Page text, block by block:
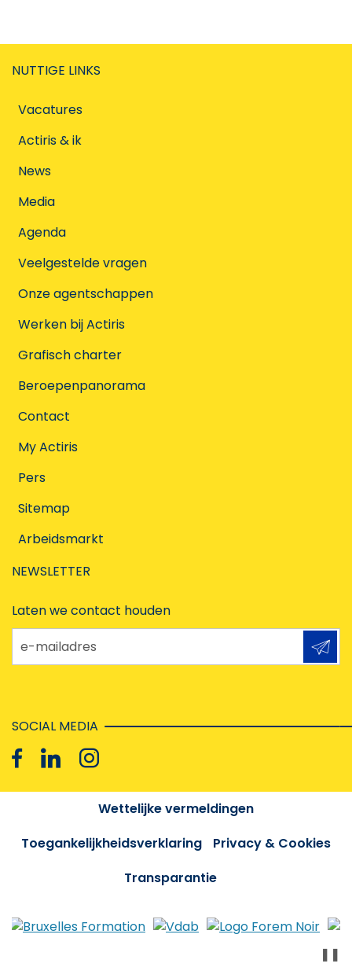
NUTTIGE LINKS
Vacatures
Actiris & ik
News
Media
Agenda
Veelgestelde vragen
Onze agentschappen
Werken bij Actiris
Grafisch charter
Beroepenpanorama
Contact
My Actiris
Pers
Sitemap
Arbeidsmarkt
NEWSLETTER
Laten we contact houden
e-mailadres
SOCIAL MEDIA
Wettelijke vermeldingen
Toegankelijkheidsverklaring
Privacy & Cookies
Transparantie
❚❚